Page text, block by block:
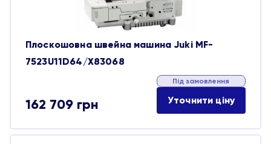
Плоскошовна швейна машина Juki MF-
7523U11D64/X83068
162 709 грн
Під замовлення
Уточнити ціну